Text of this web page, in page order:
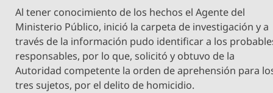
Al tener conocimiento de los hechos el Agente del
Ministerio Público, inició la carpeta de investigación y a
través de la información pudo identificar a los
responsables, por lo que, solicitó y obtuvo de la
Autoridad competente la orden de aprehensión para
tres sujetos, por el delito de homicidio.